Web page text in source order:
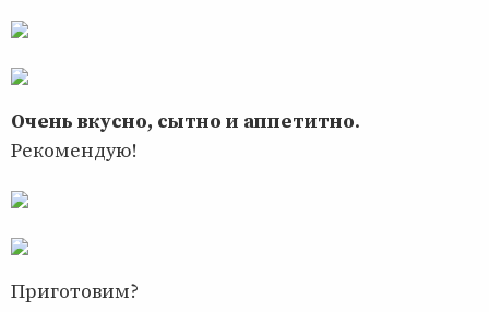
Очень вкусно, сытно и аппетитно.
Рекомендую!
Приготовим?